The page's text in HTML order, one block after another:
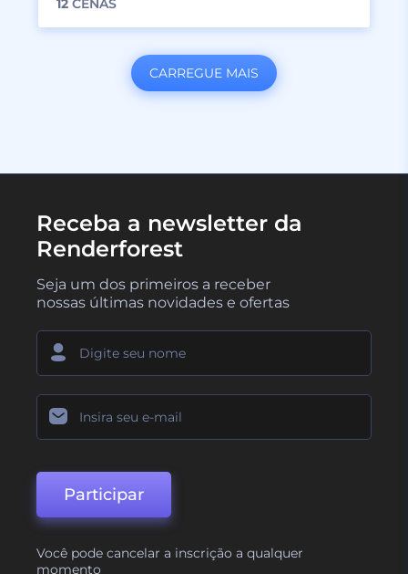
12 CENAS
CARREGUE MAIS
Receba a newsletter da
Renderforest
Seja um dos primeiros a receber
nossas últimas novidades e ofertas
Participar
Você pode cancelar a inscrição a qualquer
momento